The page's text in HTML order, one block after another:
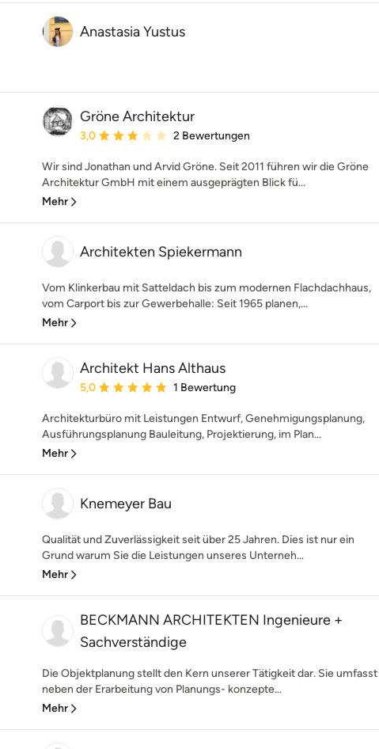
Anastasia Yustus
Gröne Architektur
Durchschnittliche Bewertung: 3 von 5 Sternen
3,0 2 Bewertungen
Wir sind Jonathan und Arvid Gröne. Seit 2011 führen wir die Gröne
Architektur GmbH mit einem ausgeprägten Blick fü...
Mehr
Architekten Spiekermann
Vom Klinkerbau mit Satteldach bis zum modernen Flachdachhaus,
vom Carport bis zur Gewerbehalle: Seit 1965 planen,...
Mehr
Architekt Hans Althaus
Durchschnittliche Bewertung: 5 von 5 Sternen
5,0 1 Bewertung
Architekturbüro mit Leistungen Entwurf, Genehmigungsplanung,
Ausführungsplanung Bauleitung, Projektierung, im Plan...
Mehr
Knemeyer Bau
Qualität und Zuverlässigkeit seit über 25 Jahren. Dies ist nur ein
Grund warum Sie die Leistungen unseres Unterneh...
Mehr
BECKMANN ARCHITEKTEN Ingenieure +
Sachverständige
Die Objektplanung stellt den Kern unserer Tätigkeit dar. Sie umfasst
neben der Erarbeitung von Planungs- konzepte...
Mehr